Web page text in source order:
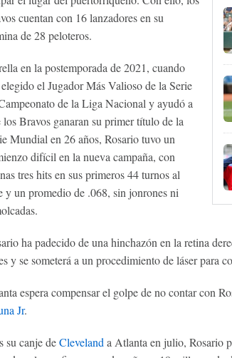
cuentan con 16 lanzadores en su
de 28 peloteros.
en la postemporada de 2021, cuando
el Jugador Más Valioso de la Serie
de la Liga Nacional y ayudó a
los Bravos ganaran su primer título de la
Mundial en 26 años, Rosario tuvo un
difícil en la nueva campaña, con
tres hits en sus primeros 44 turnos al
y un promedio de .068, sin jonrones ni
ha padecido de una hinchazón en la retina
y se someterá a un procedimiento de láser para
espera compensar el golpe de no contar con
Jr.
su canje deCleveland a Atlanta en julio, Rosario